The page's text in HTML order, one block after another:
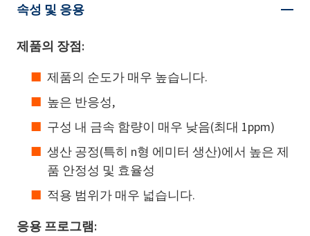
속성 및 응용
제품의 장점:
제품의 순도가 매우 높습니다.
높은 반응성,
구성 내 금속 함량이 매우 낮음(최대 1ppm)
생산 공정(특히 n형 에미터 생산)에서 높은 제
품 안정성 및 효율성
적용 범위가 매우 넓습니다.
응용 프로그램: